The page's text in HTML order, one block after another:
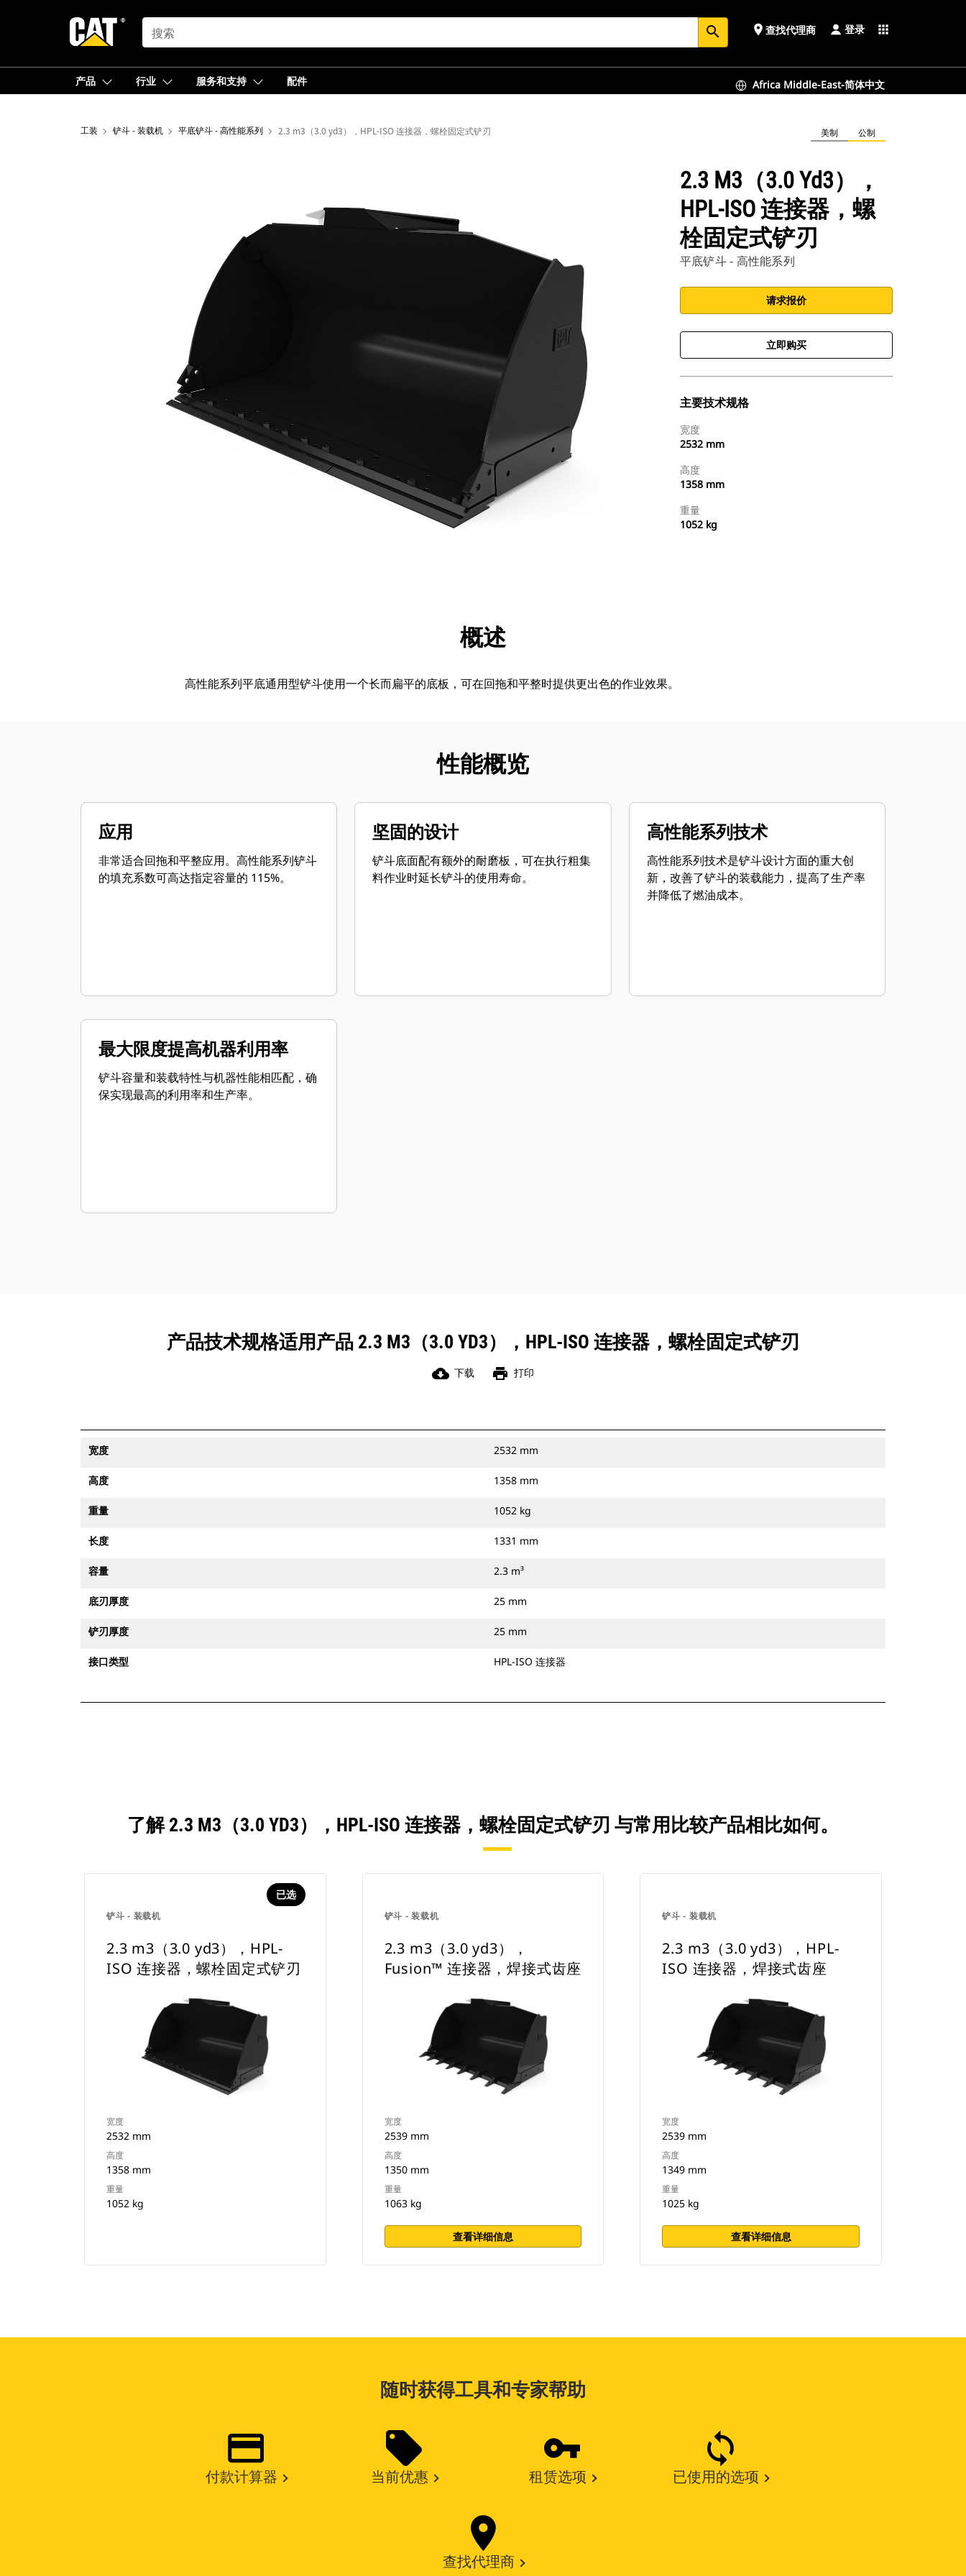
SEARCH search place 查找代理商 登录 apps
产品 行业 服务和支持 配件 Africa Middle-East-简体中文
工装 铲斗 - 装载机 平底铲斗 - 高性能系列 2.3 m3（3.0 yd3），HPL-ISO 连接器，螺栓固定式铲刃 美制 公制
2.3 M3（3.0 Yd3），
HPL-ISO 连接器，螺
栓固定式铲刃
平底铲斗 - 高性能系列
请求报价
立即购买
主要技术规格
宽度
2532 mm
高度
1358 mm
重量
1052 kg
展示
概述
高性能系列平底通用型铲斗使用一个长而扁平的底板，可在回拖和平整时提供更出色的作业效果。
性能概览
应用
非常适合回拖和平整应用。高性能系列铲斗
的填充系数可高达指定容量的 115%。
坚固的设计
铲斗底面配有额外的耐磨板，可在执行粗集
料作业时延长铲斗的使用寿命。
高性能系列技术
高性能系列技术是铲斗设计方面的重大创
新，改善了铲斗的装载能力，提高了生产率
并降低了燃油成本。
最大限度提高机器利用率
铲斗容量和装载特性与机器性能相匹配，确
保实现最高的利用率和生产率。
产品技术规格适用产品 2.3 M3（3.0 YD3），HPL-ISO 连接器，螺栓固定式铲刃
cloud_download 下载 print 打印
宽度 2532 mm
高度 1358 mm
重量 1052 kg
长度 1331 mm
容量 2.3 m³
底刃厚度 25 mm
铲刃厚度 25 mm
接口类型 HPL-ISO 连接器
了解 2.3 M3（3.0 YD3），HPL-ISO 连接器，螺栓固定式铲刃 与常用比较产品相比如何。
铲斗 - 装载机
已选
2.3 m3（3.0 yd3），HPL-
ISO 连接器，螺栓固定式铲刃
宽度
2532 mm
高度
1358 mm
重量
1052 kg
铲斗 - 装载机
2.3 m3（3.0 yd3），
Fusion™ 连接器，焊接式齿座
宽度
2539 mm
高度
1350 mm
重量
1063 kg
查看详细信息
铲斗 - 装载机
2.3 m3（3.0 yd3），HPL-
ISO 连接器，焊接式齿座
宽度
2539 mm
高度
1349 mm
重量
1025 kg
查看详细信息
随时获得工具和专家帮助
付款计算器 当前优惠 租赁选项 已使用的选项
查找代理商